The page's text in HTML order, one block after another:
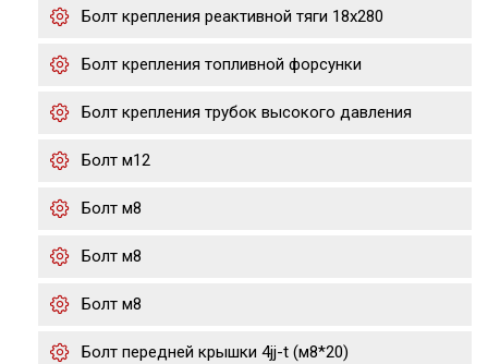
Болт крепления реактивной тяги 18x280
Болт крепления топливной форсунки
Болт крепления трубок высокого давления
Болт м12
Болт м8
Болт м8
Болт м8
Болт передней крышки 4jj-t (м8*20)